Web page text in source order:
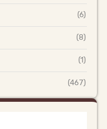
(6)
(8)
(1)
(467)